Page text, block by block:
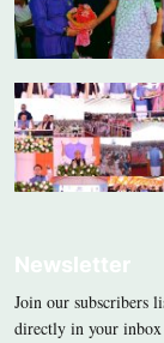
Newsletter
Join our subscribers
directly in your inbox